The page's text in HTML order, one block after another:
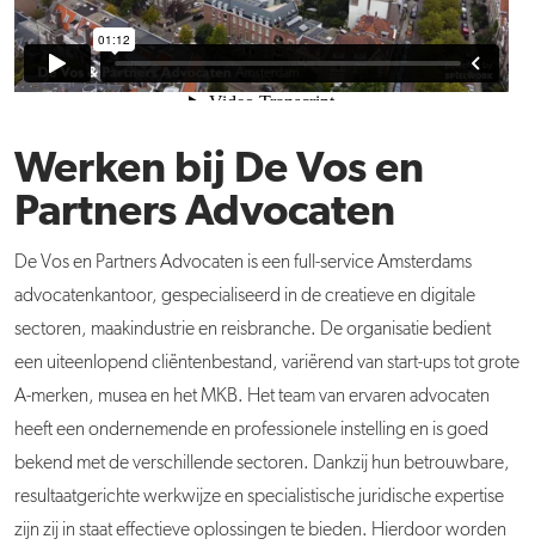
Werken bij De Vos en
Partners Advocaten
De Vos en Partners Advocaten is een full-service Amsterdams
advocatenkantoor, gespecialiseerd in de creatieve en digitale
sectoren, maakindustrie en reisbranche. De organisatie bedient
een uiteenlopend cliëntenbestand, variërend van start-ups tot grote
A-merken, musea en het MKB. Het team van ervaren advocaten
heeft een ondernemende en professionele instelling en is goed
bekend met de verschillende sectoren. Dankzij hun betrouwbare,
resultaatgerichte werkwijze en specialistische juridische expertise
zijn zij in staat effectieve oplossingen te bieden. Hierdoor worden